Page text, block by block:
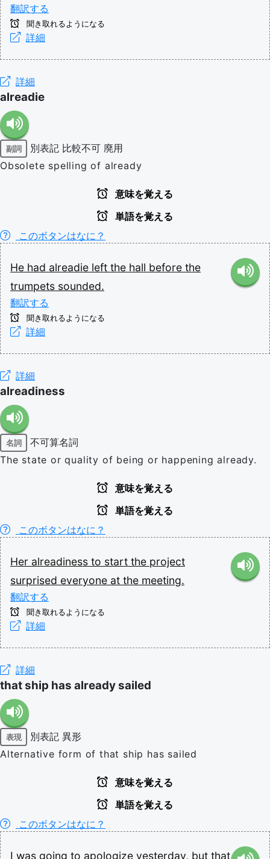
翻訳する
聞き取れるようになる
詳細
詳細
alreadie
副詞 別表記 比較不可 廃用
Obsolete spelling of already
意味を覚える
単語を覚える
このボタンはなに？
He had alreadie left the hall before the
trumpets sounded.
翻訳する
聞き取れるようになる
詳細
詳細
alreadiness
名詞
不可算名詞
The state or quality of being or happening already.
意味を覚える
単語を覚える
このボタンはなに？
Her alreadiness to start the project
surprised everyone at the meeting.
翻訳する
聞き取れるようになる
詳細
詳細
that ship has already sailed
表現 別表記 異形
Alternative form of that ship has sailed
意味を覚える
単語を覚える
このボタンはなに？
I was going to apologize yesterday, but that